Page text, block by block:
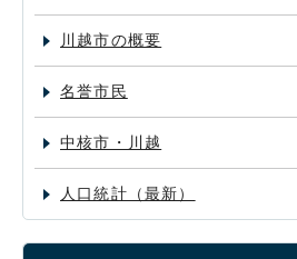
川越市の概要
名誉市民
中核市・川越
人口統計（最新）